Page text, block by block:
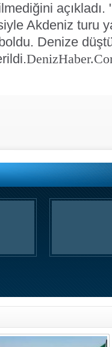
açıkladı.
Akdeniz turu
Denize